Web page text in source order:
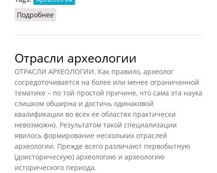
Подробнее
Отрасли археологии
ОТРАСЛИ АРХЕОЛОГИИ. Как правило, археолог
сосредоточивается на более или менее ограниченной
тематике – по той простой причине, что сама эта наука
слишком обширна и достичь одинаковой
квалификации во всех ее областях практически
невозможно. Результатом такой специализации
явилось формирование нескольких отраслей
археологии. Прежде всего различают первобытную
(доисторическую) археологию и археологию
исторического периода.